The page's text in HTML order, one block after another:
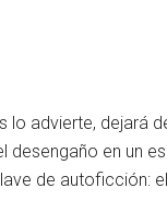
advierte, dejará
en un
de autoficción: